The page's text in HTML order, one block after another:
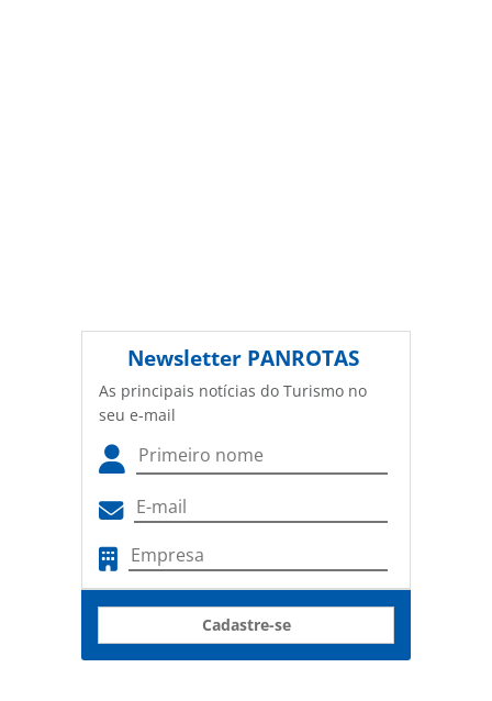
Newsletter PANROTAS
As principais notícias do Turismo no
seu e-mail
Cadastre-se